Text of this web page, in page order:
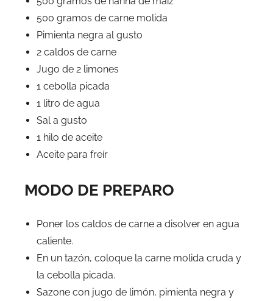
500 gramos de carne molida
Pimienta negra al gusto
2 caldos de carne
Jugo de 2 limones
1 cebolla picada
1 litro de agua
Sal a gusto
1 hilo de aceite
Aceite para freír
MODO DE PREPARO
Poner los caldos de carne a disolver en agua
caliente.
En un tazón, coloque la carne molida cruda y
la cebolla picada.
Sazone con jugo de limón, pimienta negra y